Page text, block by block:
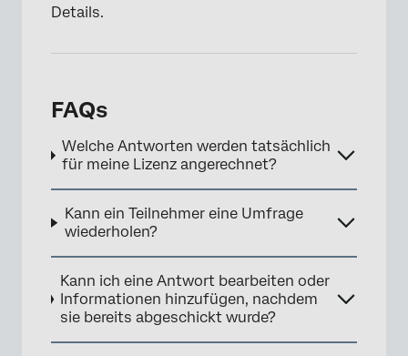
Details.
FAQs
Welche Antworten werden tatsächlich
für meine Lizenz angerechnet?
Kann ein Teilnehmer eine Umfrage
wiederholen?
Kann ich eine Antwort bearbeiten oder
Informationen hinzufügen, nachdem
sie bereits abgeschickt wurde?